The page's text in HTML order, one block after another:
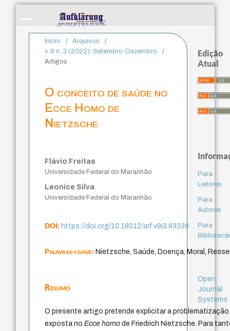
Início / Arquivos
/
v. 9 n. 3 (2022): Setembro-Dezembro
/
Artigos
O conceito de saúde no
Ecce Homo de
Nietzsche
Flávio Freitas
Universidade Federal do Maranhão
Leonice Silva
Universidade Federal do Maranhão
DOI:https://doi.org/10.18012/arf.v9i3.63336
Palavras-chave:Nietzsche, Saúde, Doença, Moral,
Resumo
O presente artigo pretende explicitar a
exposta noEcce homode Friedrich Nietzsche. Para
Edição
Atual
Para
Leitores
Para
Autores
Para
Open
Journal
Systems